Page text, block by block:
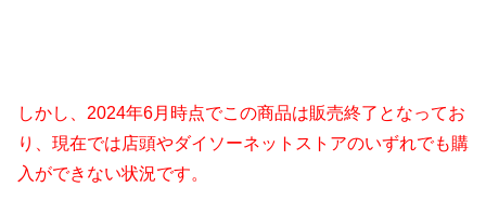
しかし、2024年6月時点でこの商品は販売終了となってお
り、現在では店頭やダイソーネットストアのいずれでも購
入ができない状況です。